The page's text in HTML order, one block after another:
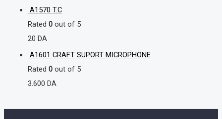
A1570 T.C
Rated 0out of 5
20 DA
A1601 CRAFT SUPORT MICROPHONE
Rated 0out of 5
3.600 DA